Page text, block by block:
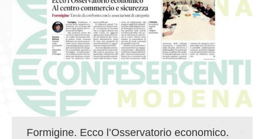
Formigine. Ecco l’Osservatorio economico.